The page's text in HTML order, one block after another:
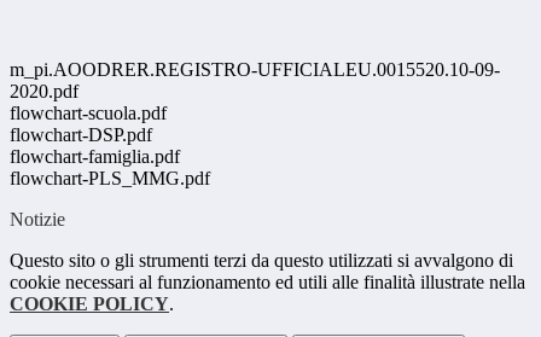
m_pi.AOODRER.REGISTRO-UFFICIALEU.0015520.10-09-
2020.pdf
flowchart-scuola.pdf
flowchart-DSP.pdf
flowchart-famiglia.pdf
flowchart-PLS_MMG.pdf
Notizie
Questo sito o gli strumenti terzi da questo utilizzati si avvalgono di
cookie necessari al funzionamento ed utili alle finalità illustrate nella
COOKIE POLICY.